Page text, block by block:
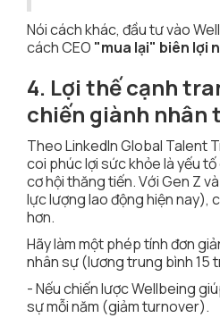
Nói cách khác, đầu tư vào
cách CEO "mua lại" biên lợi
4. Lợi thế cạnh
chiến giành nhân
Theo LinkedIn Global Talent
coi phúc lợi sức khỏe là yếu
cơ hội thăng tiến. Với Gen Z
lực lượng lao động hiện nay),
hơn.
Hãy làm một phép tính đơn
nhân sự (lương trung bình 15
- Nếu chiến lược Wellbeing
sự mỗi năm (giảm turnover).